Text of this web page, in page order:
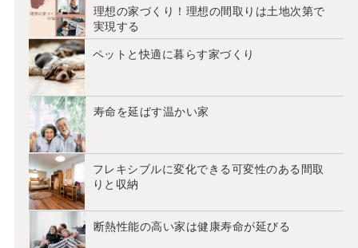
理想の家づくり！理想の間取りは土地次第で
実現する
ペットと快適に暮らす家づくり
寿命を延ばす温かい家
フレキシブルに変化できる可変性のある間取
りと収納
断熱性能の高い家は健康寿命が延びる